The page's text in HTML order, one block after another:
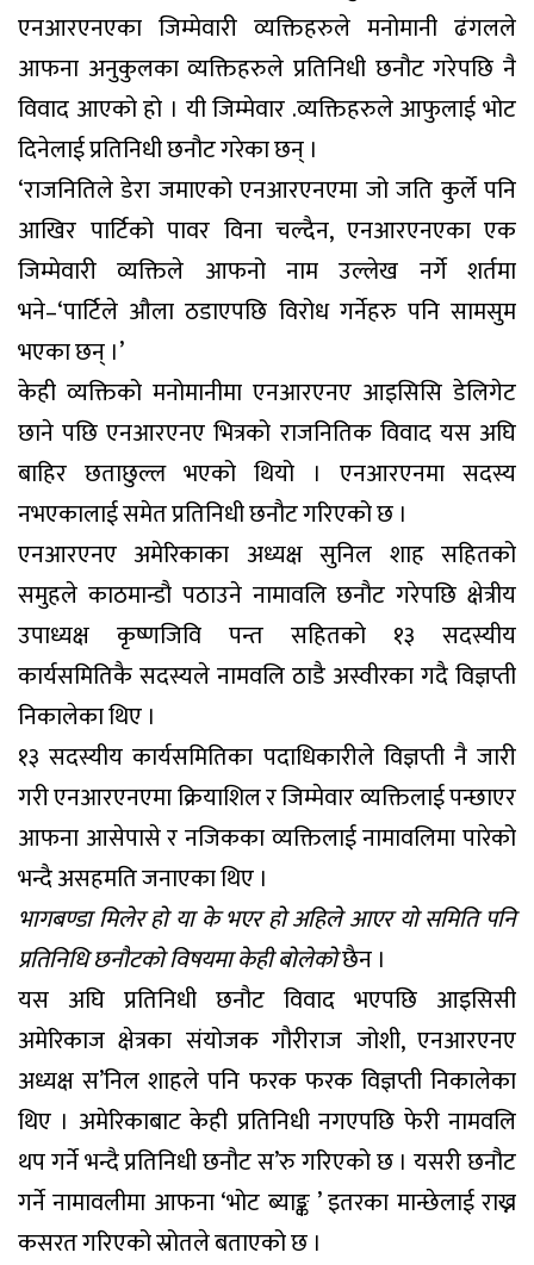
एनआरएनएका जिम्मेवारी व्यक्तिहरुले मनोमानी ढंगलले
आफना अनुकुलका व्यक्तिहरुले प्रतिनिधी छनौट गरेपछि नै
विवाद आएको हो । यी जिम्मेवार .व्यक्तिहरुले आफुलाई भोट
दिनेलाई प्रतिनिधी छनौट गरेका छन् ।
‘राजनितिले डेरा जमाएको एनआरएनएमा जो जति कुर्ले पनि
आखिर पार्टिको पावर विना चल्दैन, एनआरएनएका एक
जिम्मेवारी व्यक्तिले आफनो नाम उल्लेख नर्गे शर्तमा
भने–‘पार्टिले औला ठडाएपछि विरोध गर्नेहरु पनि सामसुम
भएका छन् ।’
केही व्यक्तिको मनोमानीमा एनआरएनए आइसिसि डेलिगेट
छाने पछि एनआरएनए भित्रको राजनितिक विवाद यस अघि
बाहिर छताछुल्ल भएको थियो । एनआरएनमा सदस्य
नभएकालाई समेत प्रतिनिधी छनौट गरिएको छ ।
एनआरएनए अमेरिकाका अध्यक्ष सुनिल शाह सहितको
समुहले काठमान्डौ पठाउने नामावलि छनौट गरेपछि क्षेत्रीय
उपाध्यक्ष कृष्णजिवि पन्त सहितको १३ सदस्यीय
कार्यसमितिकै सदस्यले नामवलि ठाडै अस्वीरका गदै विज्ञप्ती
निकालेका थिए ।
१३ सदस्यीय कार्यसमितिका पदाधिकारीले विज्ञप्ती नै जारी
गरी एनआरएनएमा क्रियाशिल र जिम्मेवार व्यक्तिलाई पन्छाएर
आफना आसेपासे र नजिकका व्यक्तिलाई नामावलिमा पारेको
भन्दै असहमति जनाएका थिए ।
भागबण्डा मिलेर हो या के भएर हो अहिले आएर यो समिति पनि
प्रतिनिधि छनौटको विषयमा केही बोलेकोछैन ।
यस अघि प्रतिनिधी छनौट विवाद भएपछि आइसिसी
अमेरिकाज क्षेत्रका संयोजक गौरीराज जोशी, एनआरएनए
अध्यक्ष स’निल शाहले पनि फरक फरक विज्ञप्ती निकालेका
थिए । अमेरिकाबाट केही प्रतिनिधी नगएपछि फेरी नामवलि
थप गर्ने भन्दै प्रतिनिधी छनौट स’रु गरिएको छ । यसरी छनौट
गर्ने नामावलीमा आफना ‘भोट ब्याङ्क ’ इतरका मान्छेलाई राख्न
कसरत गरिएको स्रोतले बताएको छ ।